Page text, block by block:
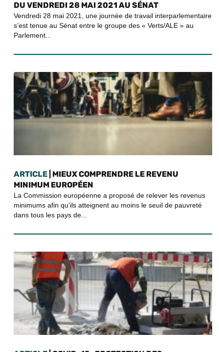
DU VENDREDI 28 MAI 2021 AU SÉNAT
Vendredi 28 mai 2021, une journée de travail interparlementaire
s’est tenue au Sénat entre le groupe des « Verts/ALE » au
Parlement...
ARTICLE | MIEUX COMPRENDRE LE REVENU
MINIMUM EUROPÉEN
La Commission européenne a proposé de relever les revenus
minimums afin qu’ils atteignent au moins le seuil de pauvreté
dans tous les pays de...